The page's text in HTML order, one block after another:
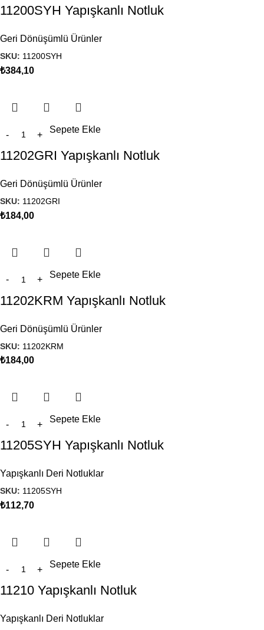
11200SYH Yapışkanlı Notluk
Geri Dönüşümlü Ürünler
SKU: 11200SYH
₺384,10
Sepete Ekle
11202GRI Yapışkanlı Notluk
Geri Dönüşümlü Ürünler
SKU: 11202GRI
₺184,00
Sepete Ekle
11202KRM Yapışkanlı Notluk
Geri Dönüşümlü Ürünler
SKU: 11202KRM
₺184,00
Sepete Ekle
11205SYH Yapışkanlı Notluk
Yapışkanlı Deri Notluklar
SKU: 11205SYH
₺112,70
Sepete Ekle
11210 Yapışkanlı Notluk
Yapışkanlı Deri Notluklar